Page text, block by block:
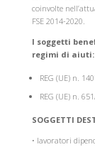
coinvolte
FSE 2014-2020.
I soggetti
regimi di aiuti:
REG (UE) n.
REG (UE) n.
SOGGETTI
• lavoratori